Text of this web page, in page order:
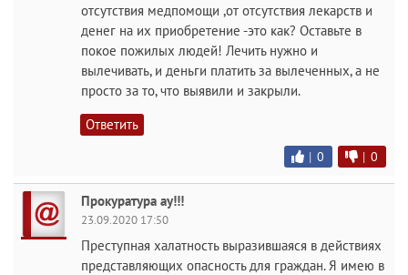
отсутствия медпомощи ,от отсутствия лекарств и
денег на их приобретение -это как? Оставьте в
покое пожилых людей! Лечить нужно и
вылечивать, и деньги платить за вылеченных, а не
просто за то, что выявили и закрыли.
Ответить
| 0 | 0
Прокуратура ау!!!
23.09.2020 17:50
Преступная халатность выразившаяся в действиях
представляющих опасность для граждан. Я имею в